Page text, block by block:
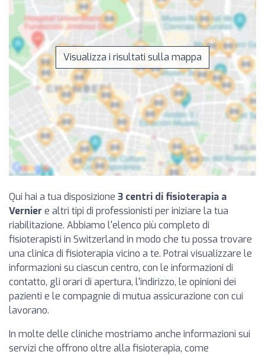
Visualizza i risultati sulla mappa
Qui hai a tua disposizione 3 centri di fisioterapia a
Verniere altri tipi di professionisti per iniziare la tua
riabilitazione. Abbiamo l'elenco più completo di
fisioterapisti in Switzerland in modo che tu possa trovare
una clinica di fisioterapia vicino a te. Potrai visualizzare le
informazioni su ciascun centro, con le informazioni di
contatto, gli orari di apertura, l'indirizzo, le opinioni dei
pazienti e le compagnie di mutua assicurazione con cui
lavorano.
In molte delle cliniche mostriamo anche informazioni sui
servizi che offrono oltre alla fisioterapia, come